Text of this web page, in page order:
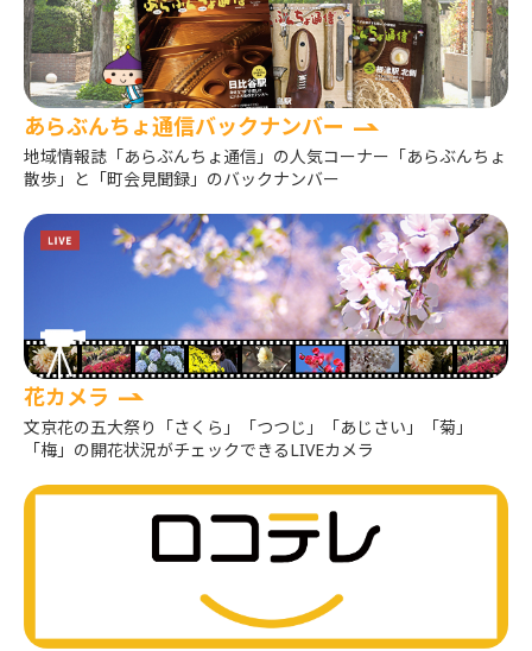
あらぶんちょ通信バックナンバー
地域情報誌「あらぶんちょ通信」の人気コーナー「あらぶんちょ
散歩」と「町会見聞録」のバックナンバー
花カメラ
文京花の五大祭り「さくら」「つつじ」「あじさい」「菊」
「梅」の開花状況がチェックできるLIVEカメラ